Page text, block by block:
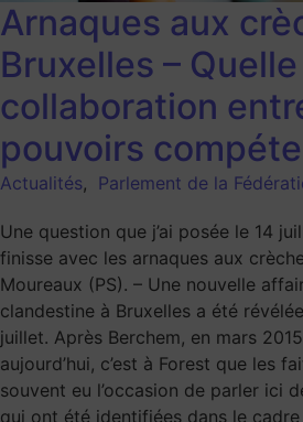
Arnaques aux
Bruxelles – Quelle
collaboration
pouvoirs
Actualités, Parlement de la
Une question que j’ai posée le 14
finisse avec les arnaques aux
Moureaux (PS). – Une nouvelle
clandestine à Bruxelles a été
juillet. Après Berchem, en mars
aujourd’hui, c’est à Forest que les
souvent eu l’occasion de parler ici
qui ont été identifiées dans le